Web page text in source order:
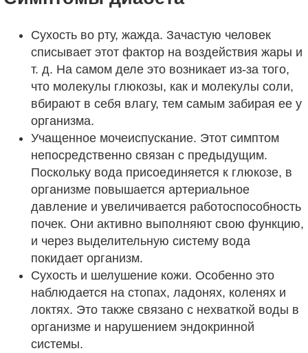
Сухость во рту, жажда. Зачастую человек
списывает этот фактор на воздействия жары и
т. д. На самом деле это возникает из-за того,
что молекулы глюкозы, как и молекулы соли,
вбирают в себя влагу, тем самым забирая ее у
организма.
Учащенное мочеиспускание. Этот симптом
непосредственно связан с предыдущим.
Поскольку вода присоединяется к глюкозе, в
организме повышается артериальное
давление и увеличивается работоспособность
почек. Они активно выполняют свою функцию,
и через выделительную систему вода
покидает организм.
Сухость и шелушение кожи. Особенно это
наблюдается на стопах, ладонях, коленях и
локтях. Это также связано с нехваткой воды в
организме и нарушением эндокринной
системы.